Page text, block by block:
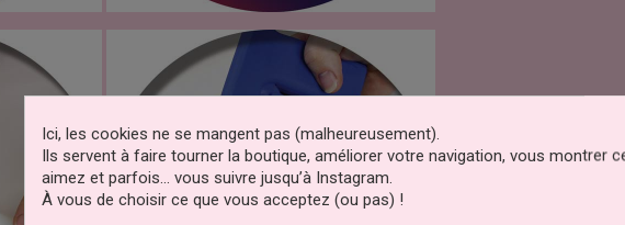
Ici, les cookies ne se mangent pas (malheureusement).
Ils servent à faire tourner la boutique, améliorer votre navigation, vous montrer
aimez et parfois… vous suivre jusqu’à Instagram.
À vous de choisir ce que vous acceptez (ou pas) !